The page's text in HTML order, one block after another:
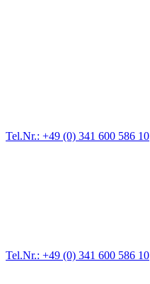
Tel.Nr.: +49 (0) 341 600 586 10
Tel.Nr.: +49 (0) 341 600 586 10